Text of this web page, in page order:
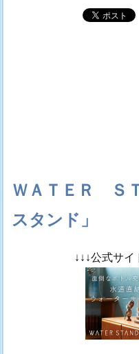
ＷＡＴＥＲ Ｓ
スタンド」
↓↓↓公式サイ